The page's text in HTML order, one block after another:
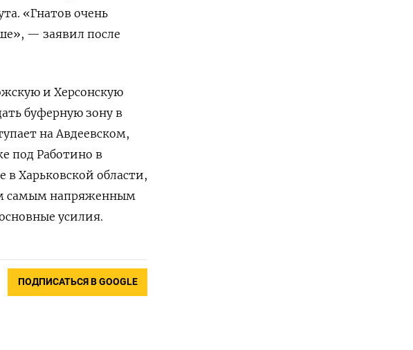
«Гнатов очень
— заявил после
и Херсонскую
буферную зону в
на Авдеевском,
под Работино в
в Харьковской области,
самым напряженным
усилия.
ПОДПИСАТЬСЯ В GOOGLE